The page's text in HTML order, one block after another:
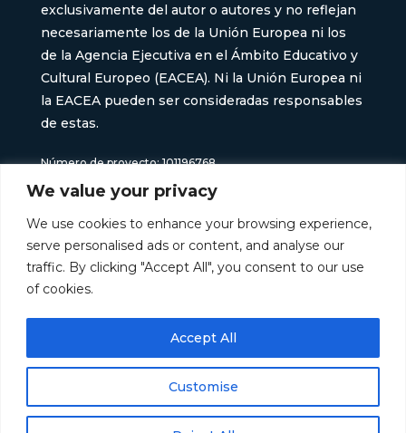
We value your privacy
We use cookies to enhance your browsing experience,
serve personalised ads or content, and analyse our
traffic. By clicking "Accept All", you consent to our use
of cookies.
Customise
Accept All
exclusivamente del autor o autores y no reflejan
necesariamente los de la Unión Europea ni los
de la Agencia Ejecutiva en el Ámbito Educativo y
Cultural Europeo (EACEA). Ni la Unión Europea ni
la EACEA pueden ser consideradas responsables
de estas.
Número de proyecto: 101196768